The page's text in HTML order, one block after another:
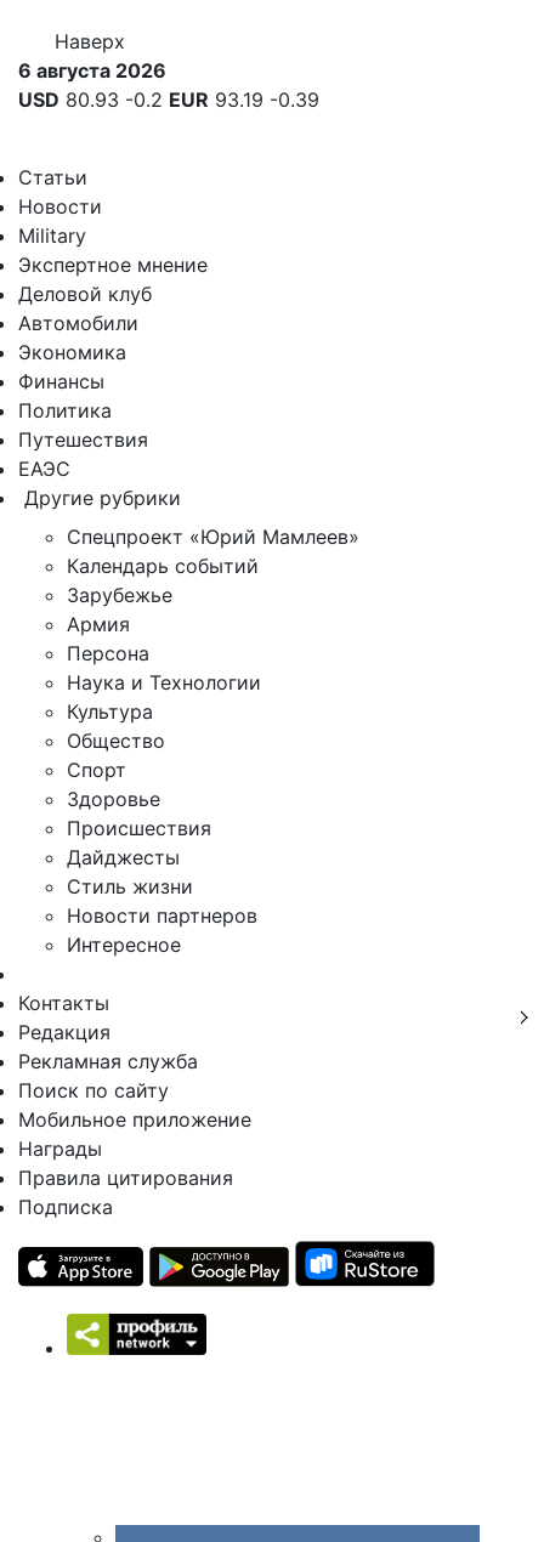
Наверх
6 августа 2026
USD 80.93 -0.2 EUR 93.19 -0.39
Статьи
Новости
Military
Экспертное мнение
Деловой клуб
Автомобили
Экономика
Финансы
Политика
Путешествия
ЕАЭС
Другие рубрики
Спецпроект «Юрий Мамлеев»
Календарь событий
Зарубежье
Армия
Персона
Наука и Технологии
Культура
Общество
Спорт
Здоровье
Происшествия
Дайджесты
Стиль жизни
Новости партнеров
Интересное
Контакты
Редакция
Рекламная служба
Поиск по сайту
Мобильное приложение
Награды
Правила цитирования
Подписка